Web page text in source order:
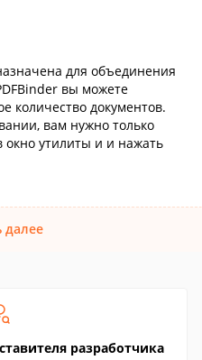
для объединения
вы можете
количество документов.
вам нужно только
окно утилиты и и нажать
далее
разработчика